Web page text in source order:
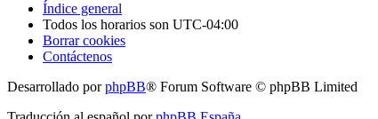
Índice general
Todos los horarios son UTC-04:00
Borrar cookies
Contáctenos
Desarrollado porphpBB® Forum Software © phpBB Limited